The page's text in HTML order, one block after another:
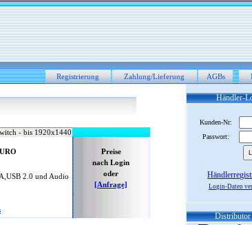
AGBs
Zahlung/Lieferung
Registrierung
- bis 1920x1440
2.0 und Audio
Preise
nach Login
oder
[Anfrage]
Händler-
Kunden-Nr:
Passwort:
Login-Daten